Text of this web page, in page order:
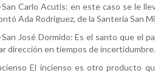
Carlo Acutis: en este caso se le
Ada Rodríguez, de la Santería San
San José Dormido: Es el santo que el
dirección en tiempos de
El incienso es otro producto